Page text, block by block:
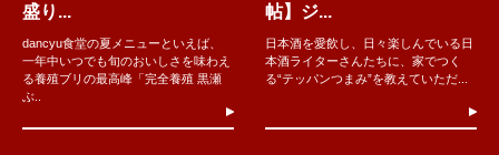
盛り...
dancyu食堂の夏メニューといえば、
一年中いつでも旬のおいしさを味わえ
る養殖ブリの最高峰「完全養殖 黒瀬
ぶ..
帖】ジ...
日本酒を愛飲し、日々楽しんでいる日
本酒ライターさんたちに、家でつく
る“テッパンつまみ”を教えていただ...